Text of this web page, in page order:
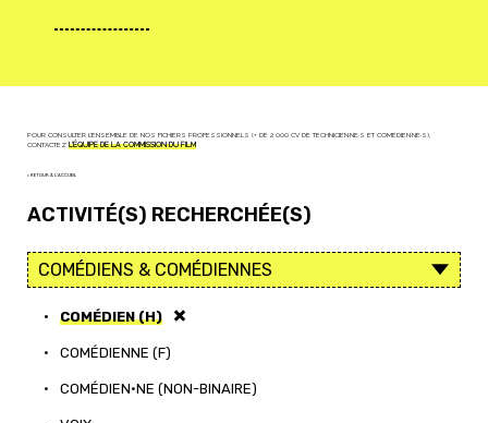
POUR CONSULTER L'ENSEMBLE DE NOS FICHIERS PROFESSIONNELS (+ DE 2 000 CV DE TECHNICIEN·NE·S ET COMÉDIEN·NE·S),
CONTACTEZ L'ÉQUIPE DE LA COMMISSION DU FILM
< RETOUR À L'ACCUEIL
ACTIVITÉ(S) RECHERCHÉE(S)
• COMÉDIEN (H)
• COMÉDIENNE (F)
• COMÉDIEN·NE (NON-BINAIRE)